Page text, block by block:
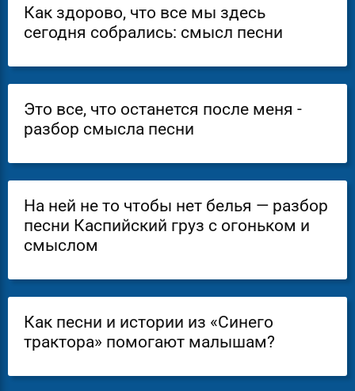
Как здорово, что все мы здесь
сегодня собрались: смысл песни
Это все, что останется после меня -
разбор смысла песни
На ней не то чтобы нет белья — разбор
песни Каспийский груз с огоньком и
смыслом
Как песни и истории из «Синего
трактора» помогают малышам?